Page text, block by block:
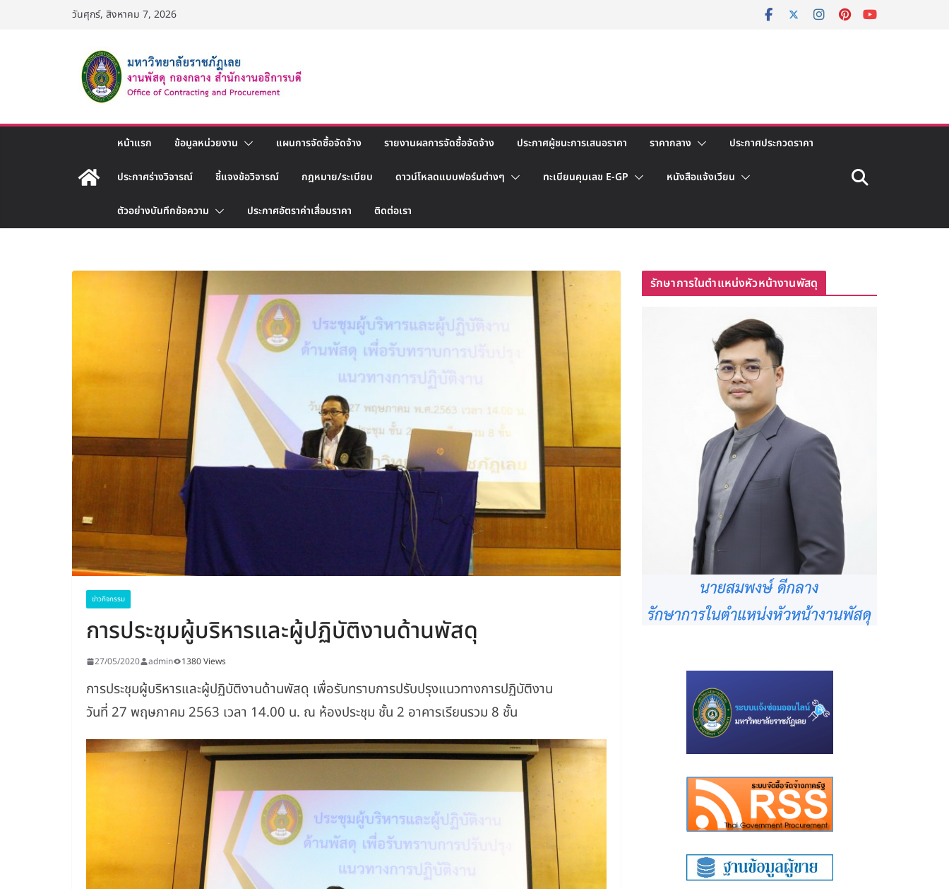
วันศุกร์, สิงหาคม 7, 2026
หน้าแรก ข้อมูลหน่วยงาน แผนการจัดซื้อจัดจ้าง รายงานผลการจัดซื้อจัดจ้าง ประกาศผู้ชนะการเสนอราคา ราคากลาง ประกาศประกวดราคา
ประกาศร่างวิจารณ์ ชี้แจงข้อวิจารณ์ กฎหมาย/ระเบียบ ดาวน์โหลดแบบฟอร์มต่างๆ ทะเบียนคุมเลข E-GP หนังสือแจ้งเวียน
ตัวอย่างบันทึกข้อความ ประกาศอัตราค่าเสื่อมราคา ติดต่อเรา
ข่าวกิจกรรม
การประชุมผู้บริหารและผู้ปฏิบัติงานด้านพัสดุ
27/05/2020 admin 1380 Views
การประชุมผู้บริหารและผู้ปฏิบัติงานด้านพัสดุ เพื่อรับทราบการปรับปรุงแนวทางการปฏิบัติงาน
วันที่ 27 พฤษภาคม 2563 เวลา 14.00 น. ณ ห้องประชุม ชั้น 2 อาคารเรียนรวม 8 ชั้น
รักษาการในตำแหน่งหัวหน้างานพัสดุ